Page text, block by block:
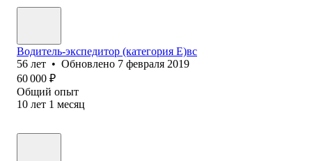
Водитель-экспедитор (категория Е)вс
56 лет • Обновлено 7 февраля 2019
60 000 ₽
Общий опыт
10 лет 1 месяц